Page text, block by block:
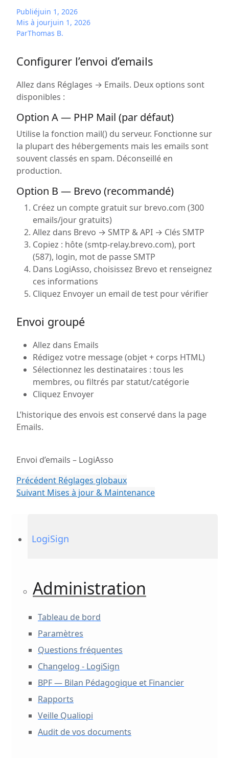
Publiéjuin 1, 2026
Mis à jourjuin 1, 2026
ParThomas B.
Configurer l’envoi d’emails
Allez dans Réglages → Emails. Deux options sont
disponibles :
Option A — PHP Mail (par défaut)
Utilise la fonction mail() du serveur. Fonctionne sur
la plupart des hébergements mais les emails sont
souvent classés en spam. Déconseillé en
production.
Option B — Brevo (recommandé)
Créez un compte gratuit sur brevo.com (300
emails/jour gratuits)
Allez dans Brevo → SMTP & API → Clés SMTP
Copiez : hôte (smtp-relay.brevo.com), port
(587), login, mot de passe SMTP
Dans LogiAsso, choisissez Brevo et renseignez
ces informations
Cliquez Envoyer un email de test pour vérifier
Envoi groupé
Allez dans Emails
Rédigez votre message (objet + corps HTML)
Sélectionnez les destinataires : tous les
membres, ou filtrés par statut/catégorie
Cliquez Envoyer
L’historique des envois est conservé dans la page
Emails.
Envoi d’emails – LogiAsso
Précédent Réglages globaux
Suivant Mises à jour & Maintenance
LogiSign
Administration
Tableau de bord
Paramètres
Questions fréquentes
Changelog - LogiSign
BPF — Bilan Pédagogique et Financier
Rapports
Veille Qualiopi
Audit de vos documents